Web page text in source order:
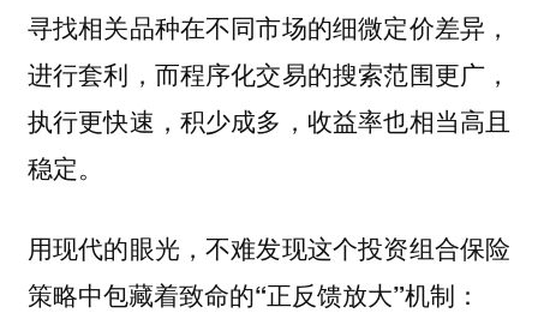
寻找相关品种在不同市场的细微定价差异，
进行套利，而程序化交易的搜索范围更广，
执行更快速，积少成多，收益率也相当高且
稳定。
用现代的眼光，不难发现这个投资组合保险
策略中包藏着致命的“正反馈放大”机制 ：